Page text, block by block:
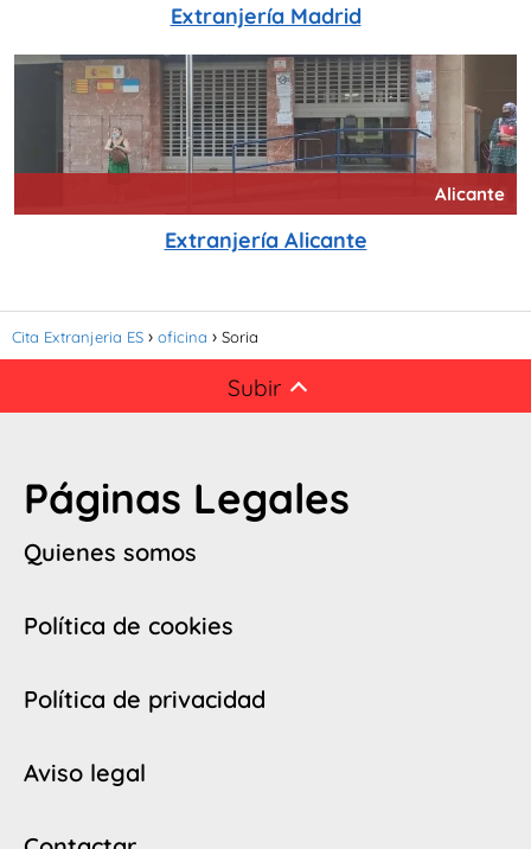
Extranjería Madrid
Alicante
Extranjería Alicante
Cita Extranjeria ES oficina Soria
Subir
Páginas Legales
Quienes somos
Política de cookies
Política de privacidad
Aviso legal